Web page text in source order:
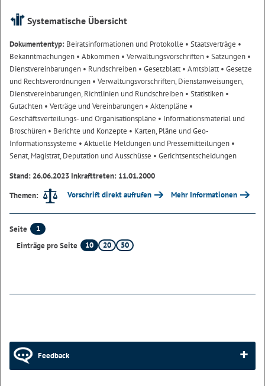
Systematische Übersicht
Dokumententyp: Beiratsinformationen und Protokolle • Staatsverträge •
Bekanntmachungen • Abkommen • Verwaltungsvorschriften • Satzungen •
Dienstvereinbarungen • Rundschreiben • Gesetzblatt• Amtsblatt• Gesetze
und Rechtsverordnungen • Verwaltungsvorschriften, Dienstanweisungen,
Dienstvereinbarungen, Richtlinien und Rundschreiben • Statistiken •
Gutachten • Verträge und Vereinbarungen • Aktenpläne •
Geschäftsverteilungs- und Organisationspläne • Informationsmaterial und
Broschüren • Berichte und Konzepte • Karten, Pläne und Geo-
Informationssysteme • Aktuelle Meldungen und Pressemitteilungen •
Senat, Magistrat, Deputation und Ausschüsse • Gerichtsentscheidungen
Stand: 26.06.2023 Inkrafttreten: 11.01.2000
Themen:
Vorschrift direkt aufrufen Mehr Informationen
Seite
1
Einträge pro Seite
10 20 50
Feedback